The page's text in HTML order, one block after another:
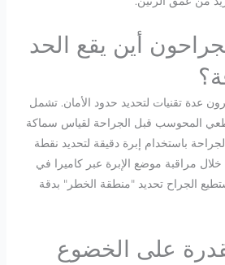
أين يقع الحد
عدة تقنيات لتحديد حدود الأمان. تشمل
المحوسب قبل الجراحة لقياس سماكة
باستخدام إبرة دقيقة لتحديد نقطة
مراقبة موضع الإبرة عبر كاميرا في
الجراح تحديد "منطقة الخطر" بدقة
على الخضوع